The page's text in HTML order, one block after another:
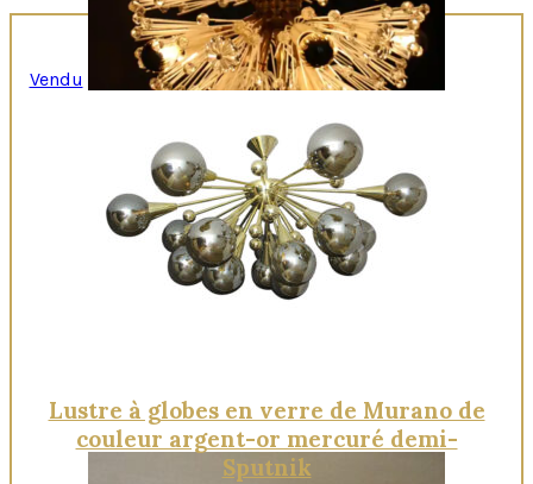
Quick View
Vendu
Lustre à globes en verre de Murano de
couleur argent-or mercuré demi-
Sputnik